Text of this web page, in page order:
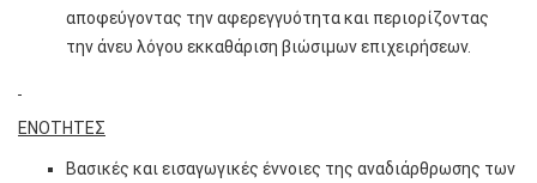
αποφεύγοντας την αφερεγγυότητα και περιορίζοντας
την άνευ λόγου εκκαθάριση βιώσιμων επιχειρήσεων.
ΕΝΟΤΗΤΕΣ
Βασικές και εισαγωγικές έννοιες της αναδιάρθρωσης των